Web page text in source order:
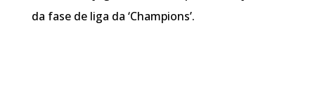
da fase de liga da ‘Champions’.